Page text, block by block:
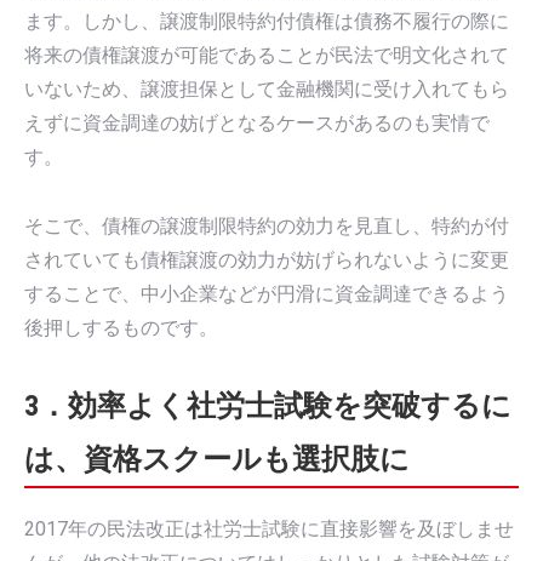
ます。しかし、譲渡制限特約付債権は債務不履行の際に
将来の債権譲渡が可能であることが民法で明文化されて
いないため、譲渡担保として金融機関に受け入れてもら
えずに資金調達の妨げとなるケースがあるのも実情で
す。
そこで、債権の譲渡制限特約の効力を見直し、特約が付
されていても債権譲渡の効力が妨げられないように変更
することで、中小企業などが円滑に資金調達できるよう
後押しするものです。
3．効率よく社労士試験を突破するに
は、資格スクールも選択肢に
2017年の民法改正は社労士試験に直接影響を及ぼしませ